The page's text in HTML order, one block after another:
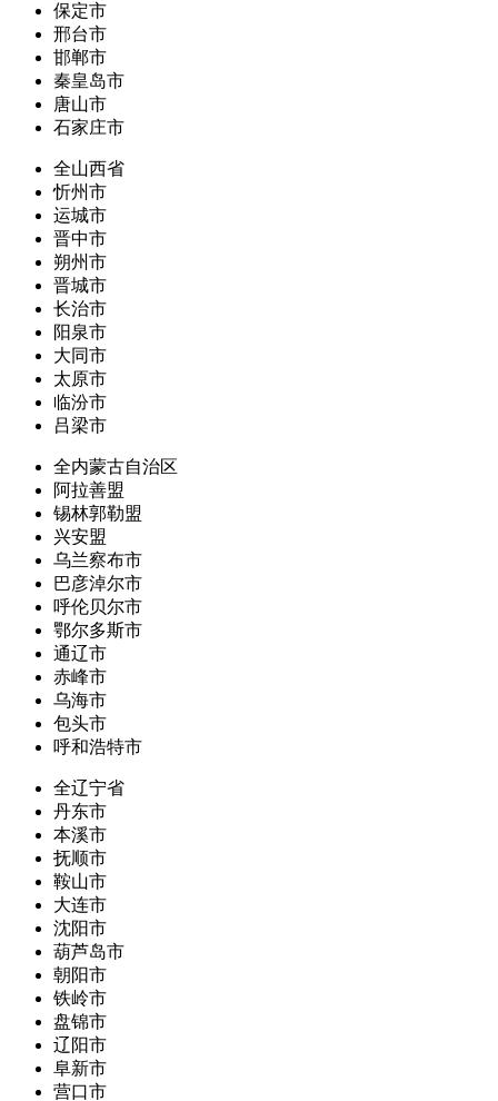
保定市
邢台市
邯郸市
秦皇岛市
唐山市
石家庄市
全山西省
忻州市
运城市
晋中市
朔州市
晋城市
长治市
阳泉市
大同市
太原市
临汾市
吕梁市
全内蒙古自治区
阿拉善盟
锡林郭勒盟
兴安盟
乌兰察布市
巴彦淖尔市
呼伦贝尔市
鄂尔多斯市
通辽市
赤峰市
乌海市
包头市
呼和浩特市
全辽宁省
丹东市
本溪市
抚顺市
鞍山市
大连市
沈阳市
葫芦岛市
朝阳市
铁岭市
盘锦市
辽阳市
阜新市
营口市